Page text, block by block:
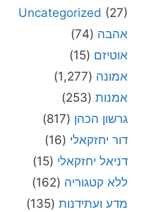
Uncategorized (27)
אהבה (74)
אוטיזם (15)
אמונה (1,277)
אמנות (253)
גרשון הכהן (817)
דור יחזקאלי (16)
דניאל יחזקאלי (15)
ללא קטגוריה (162)
מדע ועתידנות (135)